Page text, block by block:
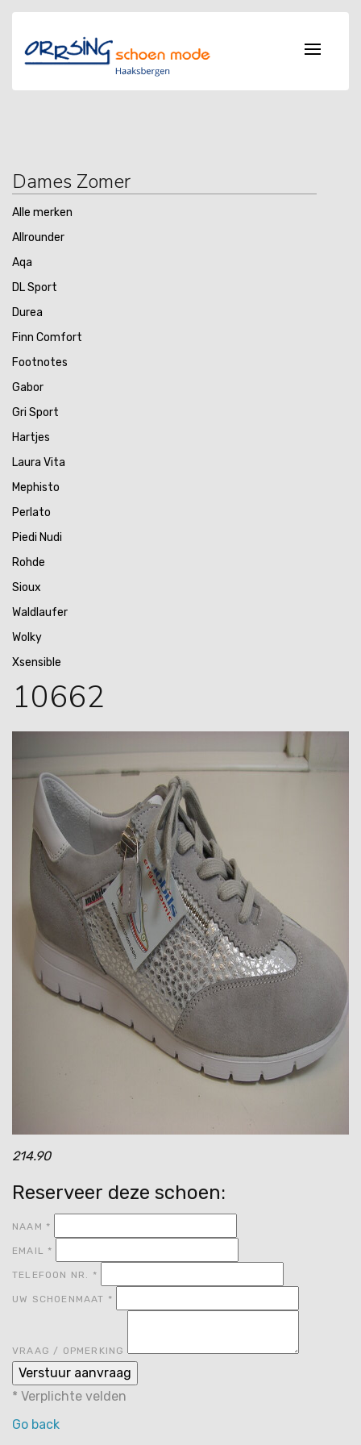
Dames Zomer
Alle merken
Allrounder
Aqa
DL Sport
Durea
Finn Comfort
Footnotes
Gabor
Gri Sport
Hartjes
Laura Vita
Mephisto
Perlato
Piedi Nudi
Rohde
Sioux
Waldlaufer
Wolky
Xsensible
10662
214.90
Reserveer deze schoen:
NAAM *
EMAIL *
TELEFOON NR. *
UW SCHOENMAAT *
VRAAG / OPMERKING
* Verplichte velden
Go back